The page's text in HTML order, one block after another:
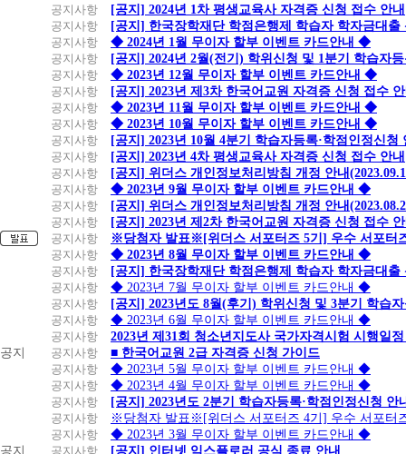
공지사항
[공지] 2024년 1차 평생교육사 자격증 신청 접수 안내
공지사항
[공지] 한국장학재단 학점은행제 학습자 학자금대출
공지사항
◆ 2024년 1월 무이자 할부 이벤트 카드안내 ◆
공지사항
[공지] 2024년 2월(전기) 학위신청 및 1분기 학습자
공지사항
◆ 2023년 12월 무이자 할부 이벤트 카드안내 ◆
공지사항
[공지] 2023년 제3차 한국어교원 자격증 신청 접수
공지사항
◆ 2023년 11월 무이자 할부 이벤트 카드안내 ◆
공지사항
◆ 2023년 10월 무이자 할부 이벤트 카드안내 ◆
공지사항
[공지] 2023년 10월 4분기 학습자등록·학점인정신청
공지사항
[공지] 2023년 4차 평생교육사 자격증 신청 접수 안내
공지사항
[공지] 위더스 개인정보처리방침 개정 안내
공지사항
◆ 2023년 9월 무이자 할부 이벤트 카드안내 ◆
공지사항
[공지] 위더스 개인정보처리방침 개정 안내
공지사항
[공지] 2023년 제2차 한국어교원 자격증 신청 접수
공지사항
※당첨자 발표※[위더스 서포터즈 5기] 우수 서포터
공지사항
◆ 2023년 8월 무이자 할부 이벤트 카드안내 ◆
공지사항
[공지] 한국장학재단 학점은행제 학습자 학자금대출
공지사항
◆ 2023년 7월 무이자 할부 이벤트 카드안내 ◆
공지사항
[공지] 2023년도 8월(후기) 학위신청 및 3분기 학습
공지사항
◆ 2023년 6월 무이자 할부 이벤트 카드안내 ◆
공지사항
2023년 제31회 청소년지도사 국가자격시험 시행일
공지
공지사항
■ 한국어교원 2급 자격증 신청 가이드
공지사항
◆ 2023년 5월 무이자 할부 이벤트 카드안내 ◆
공지사항
◆ 2023년 4월 무이자 할부 이벤트 카드안내 ◆
공지사항
[공지] 2023년도 2분기 학습자등록·학점인정신청 안
공지사항
※당첨자 발표※[위더스 서포터즈 4기] 우수 서포터
공지사항
◆ 2023년 3월 무이자 할부 이벤트 카드안내 ◆
공지
공지사항
[공지] 인터넷 익스플로러 공식 종료 안내